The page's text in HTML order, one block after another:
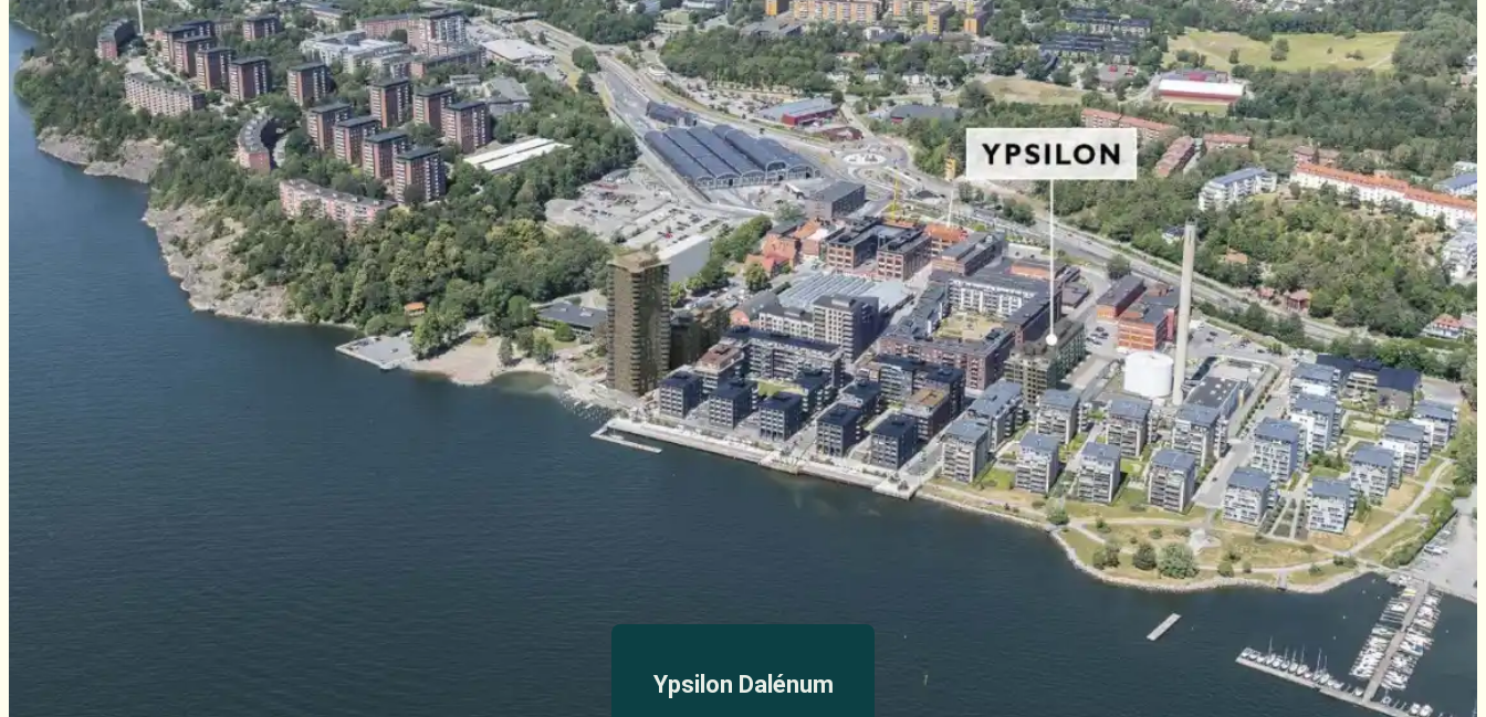
Ypsilon Dalénum